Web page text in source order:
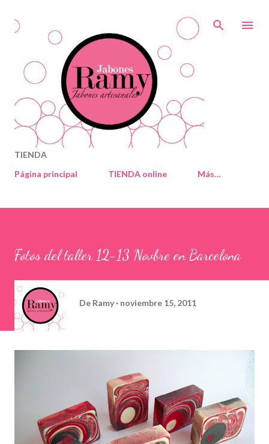
TIENDA
Página principal
TIENDA online Más…
Fotos del taller 12-13 Novbre en Barcelona
De Ramy noviembre 15, 2011